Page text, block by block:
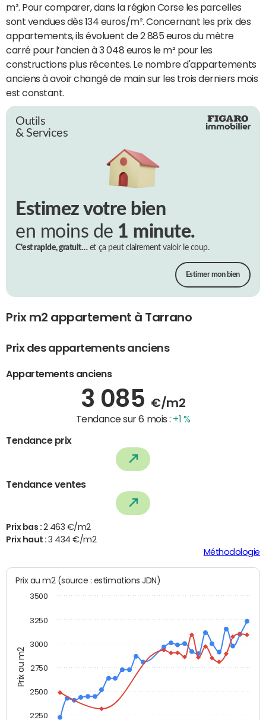
m². Pour comparer, dans la région Corse les parcelles
sont vendues dès 134 euros/m². Concernant les prix des
appartements, ils évoluent de 2 885 euros du mètre
carré pour l’ancien à 3 048 euros le m² pour les
constructions plus récentes. Le nombre d'appartements
anciens à avoir changé de main sur les trois derniers mois
est constant.
Outils
& Services
Estimez votre bien
en moins de 1 minute.
C’est rapide, gratuit…et ça peut clairement valoir le coup.
Estimer mon bien
Prix m2 appartement à Tarrano
Prix des appartements anciens
Appartements anciens
3 085 €/m2
Tendance sur 6 mois : +1 %
Tendance prix
Tendance ventes
Prix bas : 2 463 €/m2
Prix haut :3 434 €/m2
Méthodologie
Prix au m2
Prix au m2 (source : estimations JDN)
2250
2500
2750
3000
3250
3500